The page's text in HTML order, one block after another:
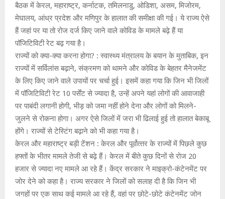
बैठक में केरल, महाराष्ट्र, कर्नाटक, तमिलनाडु, ओडिशा, असम, मिजोरम,
मेघालय, आंध्र प्रदेश और मणिपुर के हालात की समीक्षा की गई। ये राज्य ऐसे
हैं जहां पर या तो रोज दर्ज किए जाने वाले कोविड के मामले बढ़े हैं या
पॉजिटिविटी रेट बढ़ गया है।
राज्‍यों को क्‍या-क्‍या करना होगा? : स्वास्थ्य मंत्रालय के बयान के मुताबिक, इन
राज्यों में सर्विलांस बढ़ाने, संक्रमण को थामने और कोविड के बेहतर मैनेजमेंट
के लिए किए जाने वाले उपायों पर चर्चा हुई। इसमें कहा गया कि जिन भी जिलों
में पॉजिटिविटी रेट 10 पर्सेंट से ज्यादा है, उन्हें अपने यहां लोगों की आवाजाही
पर पाबंदी लगानी होगी, भीड़ को जमा नहीं होने देना और लोगों को मिलने-
जुलने से रोकना होगा। अगर ऐसे जिलों में जरा भी ढिलाई हुई तो हालात बेकाबू
होंगे। राज्यों से टेस्टिंग बढ़ाने को भी कहा गया है।
केरल और महाराष्‍ट्र बड़ी टेंशन : केरल और पूर्वोत्‍तर के राज्‍यों में पिछले कुछ
हफ्तों के भीतर मामले तेजी से बढ़े हैं। केरल में बीते कुछ दिनों से रोज 20
हजार से ज्यादा नए मामले आ रहे हैं। केंद्र सरकार ने माइक्रो-कंटेनमेंट पर
जोर देने को कहा है। राज्य सरकार ने जिलों को सलाह दी है कि जिन भी
जगहों पर एक साथ कई मामले आ रहे हैं, वहां पर छोटे-छोटे कंटेनमेंट जोन